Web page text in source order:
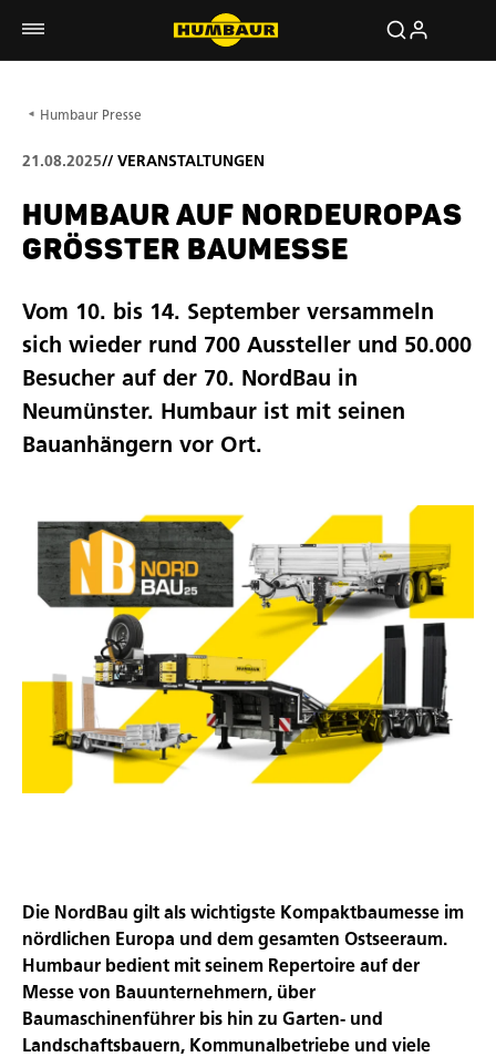
Humbaur Presse
21.08.2025// VERANSTALTUNGEN
HUMBAUR AUF NORDEUROPAS
GRÖSSTER BAUMESSE
Vom 10. bis 14. September versammeln
sich wieder rund 700 Aussteller und 50.000
Besucher auf der 70. NordBau in
Neumünster. Humbaur ist mit seinen
Bauanhängern vor Ort.
Die NordBau gilt als wichtigste Kompaktbaumesse im
nördlichen Europa und dem gesamten Ostseeraum.
Humbaur bedient mit seinem Repertoire auf der
Messe von Bauunternehmern, über
Baumaschinenführer bis hin zu Garten- und
Landschaftsbauern, Kommunalbetriebe und viele